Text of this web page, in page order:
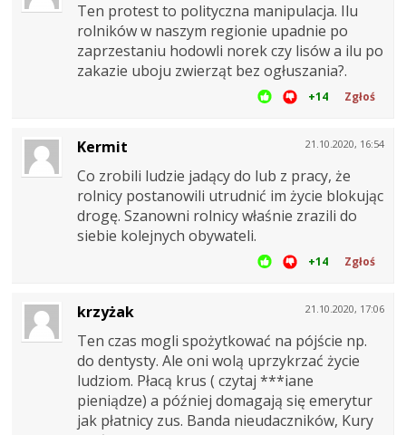
Ten protest to polityczna manipulacja. Ilu
rolników w naszym regionie upadnie po
zaprzestaniu hodowli norek czy lisów a ilu po
zakazie uboju zwierząt bez ogłuszania?.
+14 Zgłoś
21.10.2020, 16:54
Kermit
Co zrobili ludzie jadący do lub z pracy, że
rolnicy postanowili utrudnić im życie blokując
drogę. Szanowni rolnicy właśnie zrazili do
siebie kolejnych obywateli.
+14 Zgłoś
21.10.2020, 17:06
krzyżak
Ten czas mogli spożytkować na pójście np.
do dentysty. Ale oni wolą uprzykrzać życie
ludziom. Płacą krus ( czytaj ***iane
pieniądze) a później domagają się emerytur
jak płatnicy zus. Banda nieudaczników, Kury